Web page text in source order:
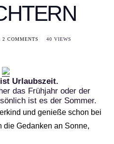
2 COMMENTS 40 VIEWS
Urlaubszeit.
das Frühjahr oder der
ist es der Sommer.
und genieße schon bei
die Gedanken an Sonne,